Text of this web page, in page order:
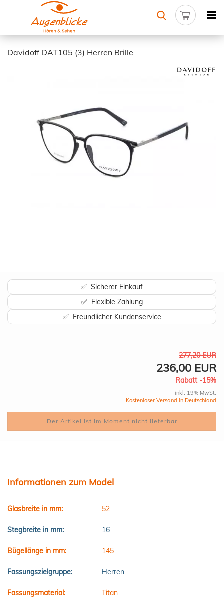
Davidoff DAT105 (3) Herren Brille
✅ Sicherer Einkauf
✅ Flexible Zahlung
✅ Freundlicher Kundenservice
277,20 EUR
236,00 EUR
Rabatt -15%
inkl. 19% MwSt.
Kostenloser Versand in Deutschland
Informationen zum Model
Glasbreite in mm: 52
Stegbreite in mm: 16
Bügellänge in mm: 145
Fassungszielgruppe: Herren
Fassungsmaterial: Titan